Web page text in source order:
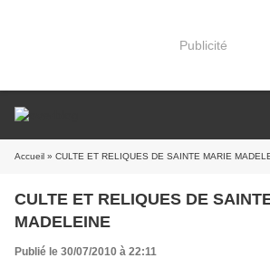
Publicité
Accueil » CULTE ET RELIQUES DE SAINTE MARIE
CULTE ET RELIQUES DE
MADELEINE
Publié le 30/07/2010 à 22:11